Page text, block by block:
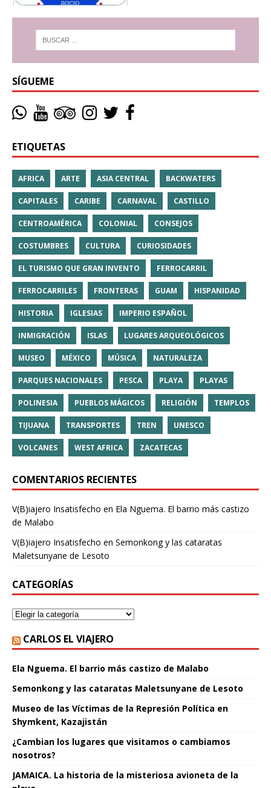
SÍGUEME
ETIQUETAS
AFRICA ARTE ASIA CENTRAL BACKWATERS
CAPITALES CARIBE CARNAVAL CASTILLO
CENTROAMÉRICA COLONIAL CONSEJOS
COSTUMBRES CULTURA CURIOSIDADES
EL TURISMO QUE GRAN INVENTO FERROCARRIL
FERROCARRILES FRONTERAS GUAM HISPANIDAD
HISTORIA IGLESIAS IMPERIO ESPAÑOL
INMIGRACIÓN ISLAS LUGARES ARQUEOLÓGICOS
MUSEO MÉXICO MÚSICA NATURALEZA
PARQUES NACIONALES PESCA PLAYA PLAYAS
POLINESIA PUEBLOS MÁGICOS RELIGIÓN TEMPLOS
TIJUANA TRANSPORTES TREN UNESCO
VOLCANES WEST AFRICA ZACATECAS
COMENTARIOS RECIENTES
V(B)iajero Insatisfecho en Ela Nguema. El barrio más castizo
de Malabo
V(B)iajero Insatisfecho en Semonkong y las cataratas
Maletsunyane de Lesoto
CATEGORÍAS
CARLOS EL VIAJERO
Ela Nguema. El barrio más castizo de Malabo
Semonkong y las cataratas Maletsunyane de Lesoto
Museo de las Víctimas de la Represión Política en
Shymkent, Kazajistán
¿Cambian los lugares que visitamos o cambiamos
nosotros?
JAMAICA. La historia de la misteriosa avioneta de la